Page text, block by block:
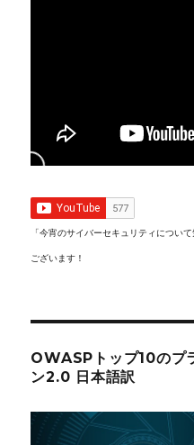
「今宵のサイバーセキュリティについ
ございます！
OWASPトップ10のプ
ン2.0 日本語訳